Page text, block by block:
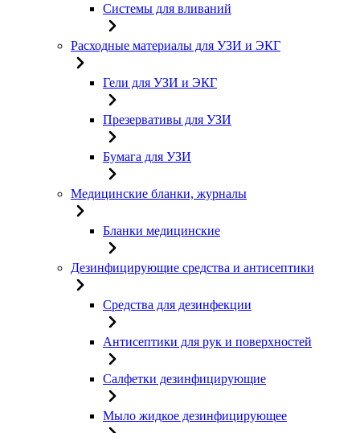
Системы для вливаний
Расходные материалы для УЗИ и ЭКГ
Гели для УЗИ и ЭКГ
Презервативы для УЗИ
Бумага для УЗИ
Медицинские бланки, журналы
Бланки медицинские
Дезинфицирующие средства и антисептики
Средства для дезинфекции
Антисептики для рук и поверхностей
Салфетки дезинфицирующие
Мыло жидкое дезинфицирующее